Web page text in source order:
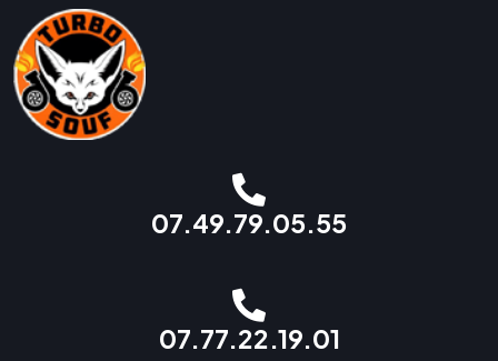
07.49.79.05.55
07.77.22.19.01